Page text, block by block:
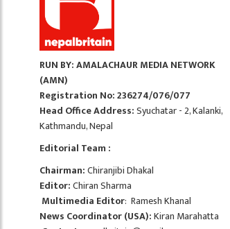
RUN BY: AMALACHAUR MEDIA NETWORK
(AMN)
Registration No: 236274/076/077
Head Office Address:Syuchatar - 2, Kalanki,
Kathmandu, Nepal
Editorial Team :
Chairman:Chiranjibi Dhakal
Editor:Chiran Sharma
Multimedia Editor: Ramesh Khanal
News Coordinator (USA):Kiran Marahatta